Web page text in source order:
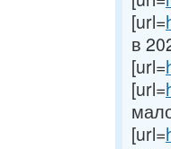
[url=
в
[url=
[url=
[url=